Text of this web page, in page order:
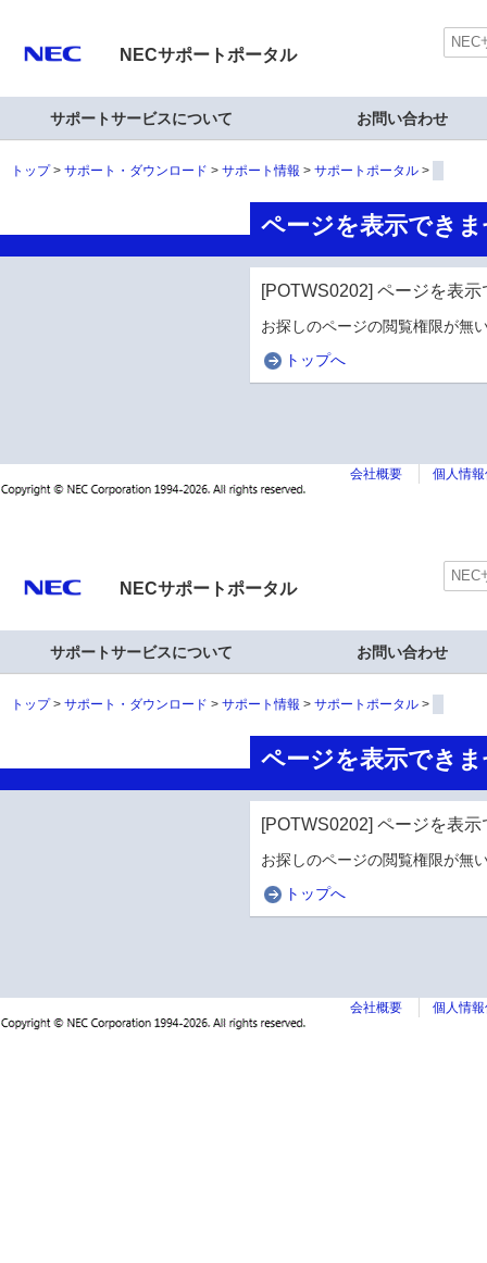
NECサポートポータル
サポートサービスについて お問い合わせ
トップ サポート・ダウンロード サポート情報 サポートポータル
ページを表示でき
[POTWS0202] ページを表
お探しのページの閲覧権限が無
トップへ
会社概要 個人情
NECサポートポータル
サポートサービスについて お問い合わせ
トップ サポート・ダウンロード サポート情報 サポートポータル
ページを表示でき
[POTWS0202] ページを表
お探しのページの閲覧権限が無
トップへ
会社概要 個人情